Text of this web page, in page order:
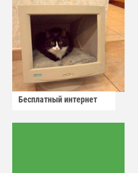
Бесплатный интернет